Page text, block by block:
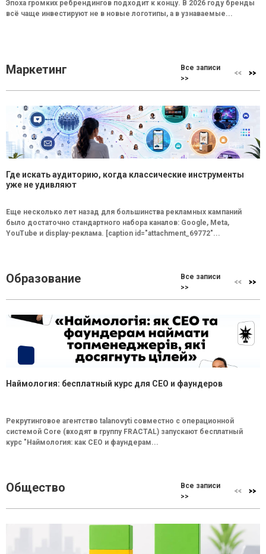
Эпоха громких ребрендингов подходит к концу. В 2026 году бренды
всё чаще инвестируют не в новые логотипы, а в узнаваемые...
Маркетинг
Все записи
>>
Где искать аудиторию, когда классические инструменты
уже не удивляют
Еще несколько лет назад для большинства рекламных кампаний
было достаточно стандартного набора каналов: Google, Meta,
YouTube и display-реклама. [caption id="attachment_69772"...
Образование
Все записи
>>
Наймология: бесплатный курс для CEO и фаундеров
Рекрутинговое агентство talanovyti совместно с операционной
системой Core (входят в группу FRACTAL) запускают бесплатный
курс "Наймология: как СEO и фаундерам...
Общество
Все записи
>>